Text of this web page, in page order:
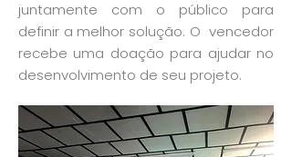
juntamente com o público para
definir a melhor solução. O vencedor
recebe uma doação para ajudar no
desenvolvimento de seu projeto.